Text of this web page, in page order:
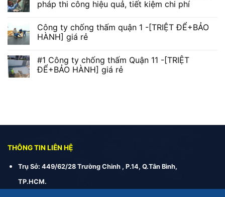
pháp thi công hiệu quả, tiết kiệm chi phí
Công ty chống thấm quận 1 -[TRIỆT ĐỂ+BẢO
HÀNH] giá rẻ
#1 Công ty chống thấm Quận 11 -[TRIỆT
ĐỂ+BẢO HÀNH] giá rẻ
THÔNG TIN LIÊN HỆ
Trụ Sở: 449/62/28 Trường Chinh , P.14, Q.Tân Bình,
TP.HCM.